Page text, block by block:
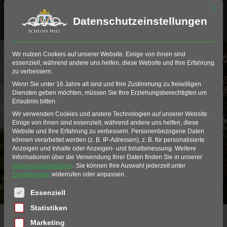
Testevent
Home
Mit
Datenschutzeinstellungen
Wir nutzen Cookies auf unserer Website. Einige von ihnen sind
essenziell, während andere uns helfen, diese Website und Ihre Erfahrung
zu verbessern.
Wenn Sie unter 16 Jahre alt sind und Ihre Zustimmung zu freiwilligen
Diensten geben möchten, müssen Sie Ihre Erziehungsberechtigten um
Erlaubnis bitten.
Wir verwenden Cookies und andere Technologien auf unserer Website.
Einige von ihnen sind essenziell, während andere uns helfen, diese
Website und Ihre Erfahrung zu verbessern. Personenbezogene Daten
können verarbeitet werden (z. B. IP-Adressen), z. B. für personalisierte
Anzeigen und Inhalte oder Anzeigen- und Inhaltsmessung. Weitere
Informationen über die Verwendung Ihrer Daten finden Sie in unserer
Datenschutzerklärung. Sie können Ihre Auswahl jederzeit unter
Einstellungen widerrufen oder anpassen.
Es folgt eine Liste der Service-Gruppen, für die eine
Essenziell
Statistiken
Marketing